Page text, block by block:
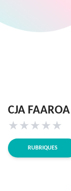
CJA FAAROA
★ ★ ★ ★ ★
RUBRIQUES